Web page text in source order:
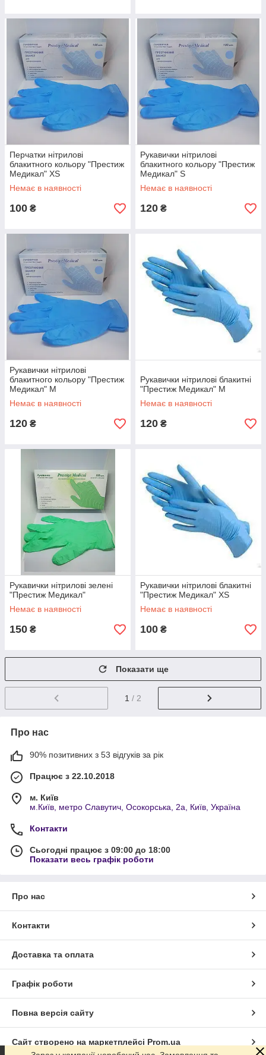
Перчатки нітрилові
блакитного кольору "Престиж
Медикал" XS
Немає в наявності
100 ₴
Рукавички нітрилові
блакитного кольору "Престиж
Медикал" S
Немає в наявності
120 ₴
Рукавички нітрилові
блакитного кольору "Престиж
Медикал" М
Немає в наявності
120 ₴
Рукавички нітрилові блакитні
"Престиж Медикал" М
Немає в наявності
120 ₴
Рукавички нітрилові зелені
"Престиж Медикал"
Немає в наявності
150 ₴
Рукавички нітрилові блакитні
"Престиж Медикал" XS
Немає в наявності
100 ₴
Показати ще
1 / 2
Про нас
90% позитивних з 53 відгуків за рік
Працює з 22.10.2018
м. Київ
м.Київ, метро Славутич, Осокорська, 2а, Київ, Україна
Контакти
Сьогодні працює з 09:00 до 18:00
Показати весь графік роботи
Про нас
Контакти
Доставка та оплата
Графік роботи
Повна версія сайту
Сайт створено на маркетплейсі Prom.ua